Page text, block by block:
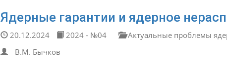
Ядерные гарантии и ядерное
20.12.2024 2024 - №04
Актуальные проблемы
В.М. Бычков